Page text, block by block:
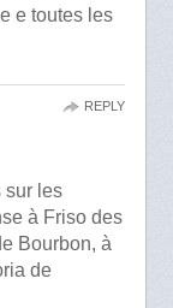
e toutes les
sur les
à Friso des
Bourbon, à
de
REPLY